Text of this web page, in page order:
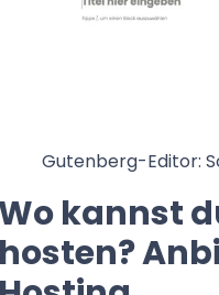
Gutenberg-Editor:
kannst